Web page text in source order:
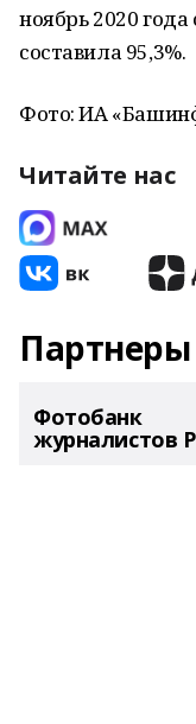
ноябрь 2020 года
составила 95,3%.
Фото: ИА
Читайте нас
Партнеры
Фотобанк
журналистов